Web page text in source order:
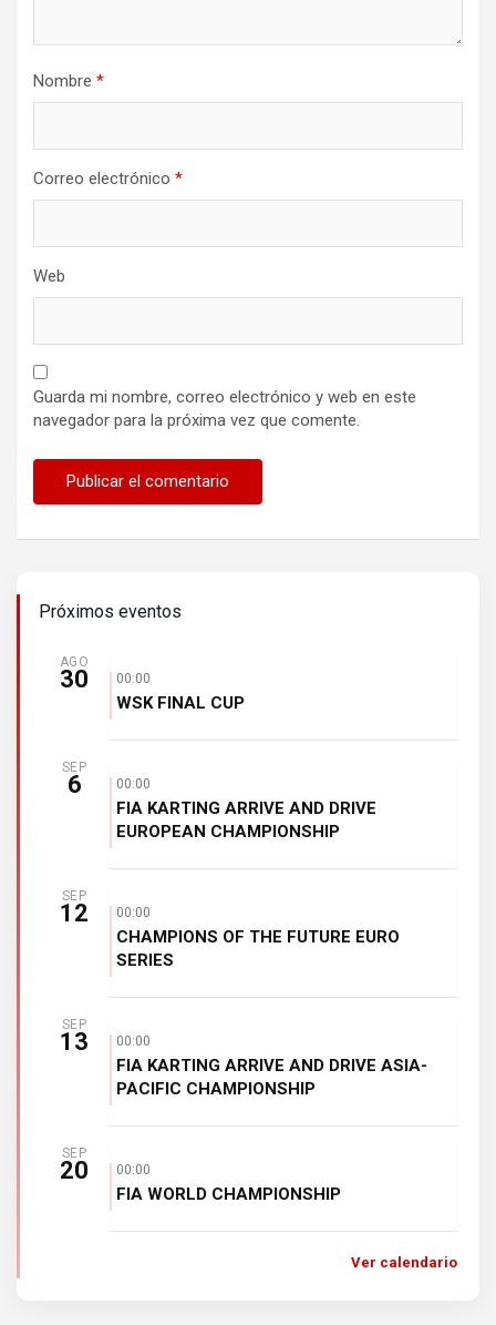
Nombre *
Correo electrónico *
Web
Guarda mi nombre, correo electrónico y web en este
navegador para la próxima vez que comente.
Próximos eventos
AGO
30 00:00
WSK FINAL CUP
SEP
6 00:00
FIA KARTING ARRIVE AND DRIVE
EUROPEAN CHAMPIONSHIP
SEP
12 00:00
CHAMPIONS OF THE FUTURE EURO
SERIES
SEP
13 00:00
FIA KARTING ARRIVE AND DRIVE ASIA-
PACIFIC CHAMPIONSHIP
SEP
20 00:00
FIA WORLD CHAMPIONSHIP
Ver calendario